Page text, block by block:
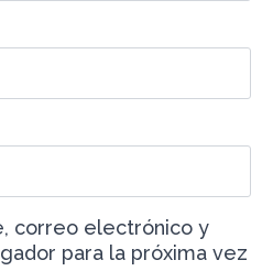
correo electrónico y
para la próxima vez